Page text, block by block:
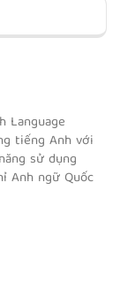
Language
tiếng Anh với
sử dụng
Anh ngữ Quốc